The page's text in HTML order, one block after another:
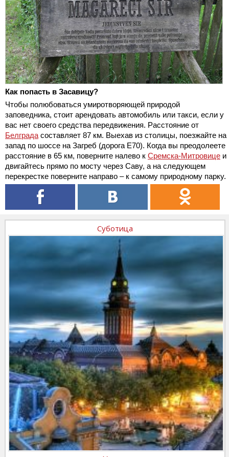
Как попасть в Засавицу?
Чтобы полюбоваться умиротворяющей природой
заповедника, стоит арендовать автомобиль или такси, если у
вас нет своего средства передвижения. Расстояние от
Белграда составляет 87 км. Выехав из столицы, поезжайте на
запад по шоссе на Загреб (дорога Е70). Когда вы преодолеете
расстояние в 65 км, поверните налево к Сремска-Митровице и
двигайтесь прямо по мосту через Саву, а на следующем
перекрестке поверните направо – к самому природному парку.
Суботица